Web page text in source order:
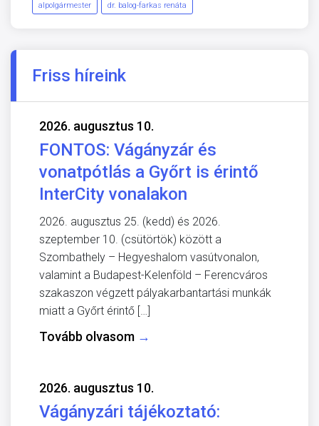
alpolgármester dr. balog-farkas renáta
Friss híreink
2026. augusztus 10.
FONTOS: Vágányzár és
vonatpótlás a Győrt is érintő
InterCity vonalakon
2026. augusztus 25. (kedd) és 2026.
szeptember 10. (csütörtök) között a
Szombathely – Hegyeshalom vasútvonalon,
valamint a Budapest-Kelenföld – Ferencváros
szakaszon végzett pályakarbantartási munkák
miatt a Győrt érintő […]
Tovább olvasom →
2026. augusztus 10.
Vágányzári tájékoztató: